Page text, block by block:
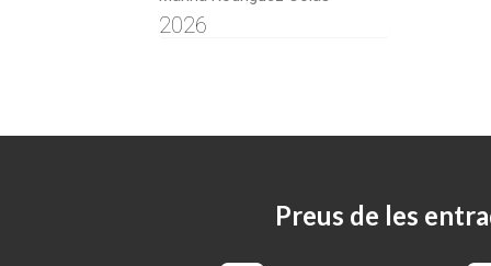
2026
Preus de les